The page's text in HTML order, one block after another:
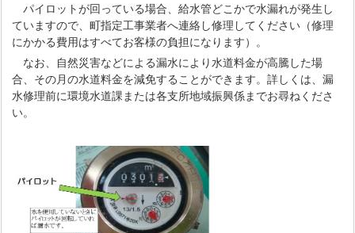
パイロットが回っている場合、給水管どこかで水漏れが発生し
ていますので、町指定工事業者へ連絡し修理してください（修理
にかかる費用はすべてお客様の負担になります）。
なお、自然災害などによる漏水により水道料金が高騰した場
合、その月の水道料金を減免することができます。詳しくは、漏
水修理前に環境水道課または各支所地域振興係までお尋ねくださ
い。